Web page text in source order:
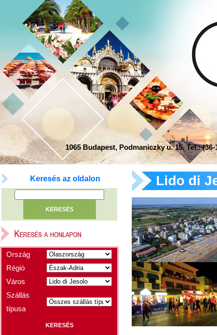
1065 Budapest, Podmaniczky u. 15. Tel.:
Lido di
Keresés az oldalon
Ország
Régió
Város
Szállás
típusa